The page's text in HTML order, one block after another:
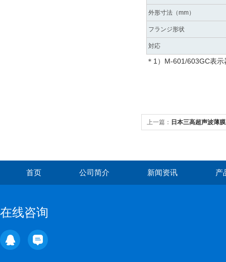
外形寸法（mm）
フランジ形状
対応
＊1）M-601/603GC表
上一篇： 日本三高超声波薄
首页 公司简介 新闻资讯 产
在线咨询